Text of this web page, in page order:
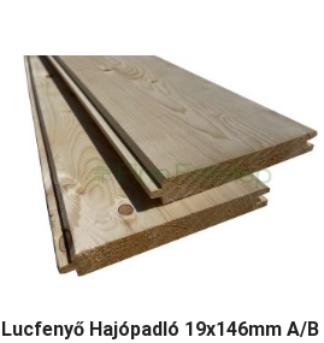
Lucfenyő Hajópadló 19x146mm A/B